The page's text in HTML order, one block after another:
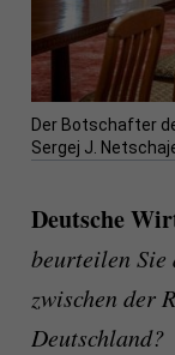
Der Botschafter
Sergej J.
Deutsche
beurteilen Sie
zwischen der
Deutschland?